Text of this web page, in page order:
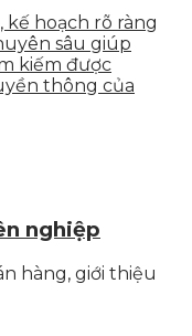
kế hoạch rõ ràng
sâu giúp
kiếm được
thông của
nghiệp
hàng, giới thiệu